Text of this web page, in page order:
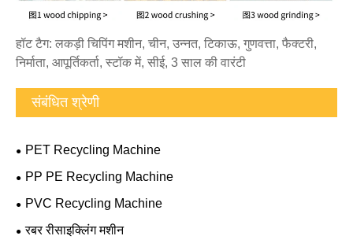
हॉट टैग: लकड़ी चिपिंग मशीन, चीन, उन्नत, टिकाऊ, गुणवत्ता, फैक्टरी,
निर्माता, आपूर्तिकर्ता, स्टॉक में, सीई, 3 साल की वारंटी
संबंधित श्रेणी
PET Recycling Machine
PP PE Recycling Machine
PVC Recycling Machine
रबर रीसाइक्लिंग मशीन